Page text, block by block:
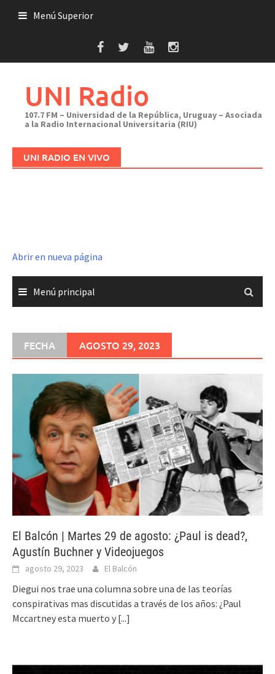
Menú Superior
UNI Radio
107.7 FM – Universidad de la República, Uruguay – Asociada
a la Radio Internacional Universitaria (RIU)
UNI RADIO EN VIVO
Abrir en nueva página
Menú principal
FECHA AGOSTO 29, 2023
El Balcón | Martes 29 de agosto: ¿Paul is dead?,
Agustín Buchner y Videojuegos
agosto 29, 2023 El Balcón
Diegui nos trae una columna sobre una de las teorías
conspirativas mas discutidas a través de los años: ¿Paul
Mccartney esta muerto y [...]